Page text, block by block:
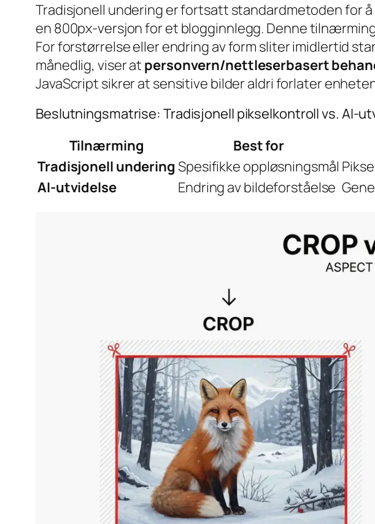
Tradisjonell undering er fortsatt standardmetoden for
en 800px-versjon for et blogginnlegg. Denne
For forstørrelse eller endring av form sliter imidlertid
månedlig, viser at personvern/nettleserbasert
JavaScript sikrer at sensitive bilder aldri forlater
Beslutningsmatrise: Tradisjonell pikselkontroll vs. AI-
Tilnærming
Best for
Tradisjonell undering Spesifikke oppløsningsmål
AI-utvidelse
Endring av bildeforståelse